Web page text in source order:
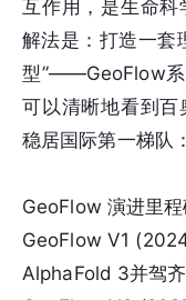
互作用，是生命
解法是：打造一套
型”——GeoFlow系
可以清晰地看到
稳居国际第一梯队：
GeoFlow 演进里程
GeoFlow V1
AlphaFold 3并驾齐